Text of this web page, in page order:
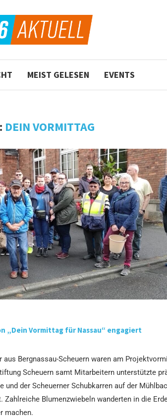
MEIST GELESEN EVENTS
DEIN VORMITTAG
„Dein Vormittag für Nassau“ engagiert
aus Bergnassau-Scheuern waren am
Scheuern samt Mitarbeitern unterstützte
und der Scheuerner Schubkarren auf der
Blumenzwiebeln wanderten in die
machen.